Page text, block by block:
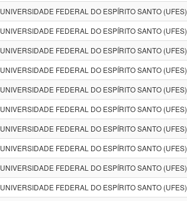
UNIVERSIDADE FEDERAL DO ESPÍRITO SANTO (UFES)
UNIVERSIDADE FEDERAL DO ESPÍRITO SANTO (UFES)
UNIVERSIDADE FEDERAL DO ESPÍRITO SANTO (UFES)
UNIVERSIDADE FEDERAL DO ESPÍRITO SANTO (UFES)
UNIVERSIDADE FEDERAL DO ESPÍRITO SANTO (UFES)
UNIVERSIDADE FEDERAL DO ESPÍRITO SANTO (UFES)
UNIVERSIDADE FEDERAL DO ESPÍRITO SANTO (UFES)
UNIVERSIDADE FEDERAL DO ESPÍRITO SANTO (UFES)
UNIVERSIDADE FEDERAL DO ESPÍRITO SANTO (UFES)
UNIVERSIDADE FEDERAL DO ESPÍRITO SANTO (UFES)